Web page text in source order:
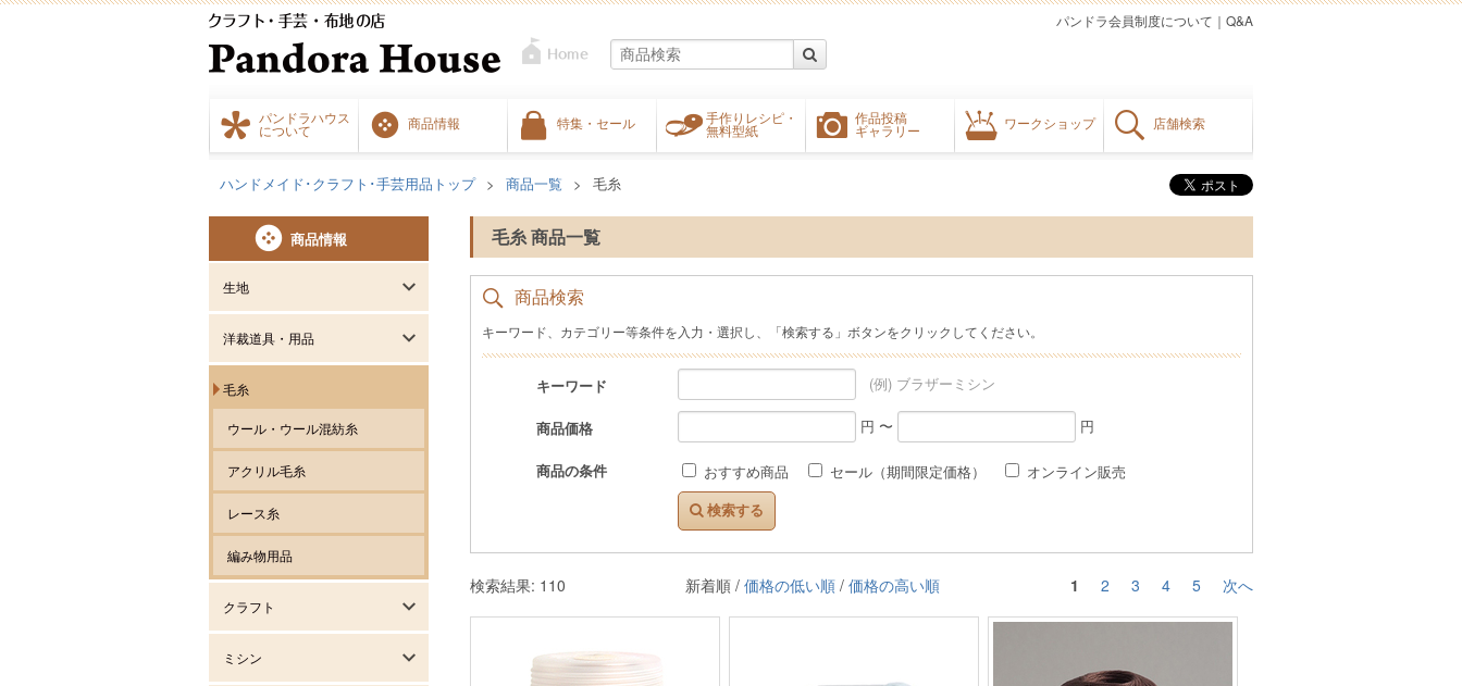
パンドラハウス
について
商品情報 特集・セール
手作りレシピ・
無料型紙
作品投稿
ギャラリー
ワークショップ 店舗検索
Q&A
｜
パンドラ会員制度について
ハンドメイド･クラフト･手芸用品トップ 商品一覧 毛糸
毛糸 商品一覧
商品検索
キーワード、カテゴリー等条件を入力・選択し、「検索する」ボタンをクリックしてください。
キーワード (例) ブラザーミシン
商品価格 円 〜 円
商品の条件 おすすめ商品 セール（期間限定価格） オンライン販売
検索する
検索結果: 110 1 2 3 4 5 次へ
新着順 / 価格の低い順 / 価格の高い順
商品情報
生地
洋裁道具・用品
毛糸
ウール・ウール混紡糸
アクリル毛糸
レース糸
編み物用品
クラフト
ミシン